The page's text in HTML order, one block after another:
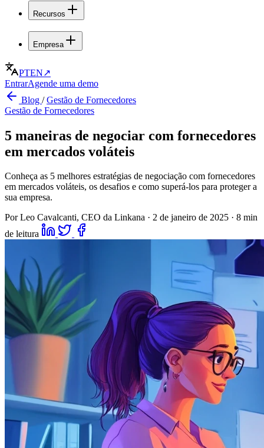
Recursos
Empresa
PTEN↗
EntrarAgende uma demo
Blog /Gestão de Fornecedores
Gestão de Fornecedores
5 maneiras de negociar com fornecedores
em mercados voláteis
Conheça as 5 melhores estratégias de negociação com fornecedores
em mercados voláteis, os desafios e como superá-los para proteger a
sua empresa.
Por Leo Cavalcanti, CEO da Linkana · 2 de janeiro de 2025 · 8 min
de leitura